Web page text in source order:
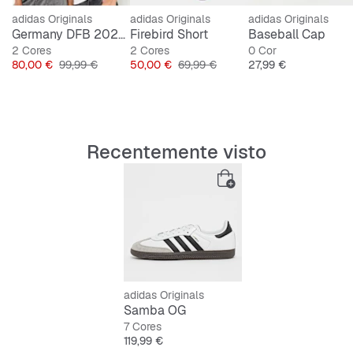
adidas Originals
Germany DFB 2026 Home Jersey
2 Cores
Preço
80,00 € Preço original
99,99 €
adidas Originals
Firebird Short
2 Cores
Preço
50,00 € Preço original
69,99 €
adidas Originals
Baseball Cap
0 Cor
Preço
27,99 €
Recentemente visto
adidas Originals
Samba OG
7 Cores
Preço
119,99 €